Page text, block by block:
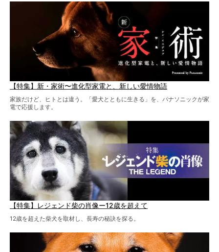
【特集】新・家術〜進化型家電と、新しい愛情物語
家族だけど、ヒトとは違う。「愛犬とともに生きる」を、パナソニックが家
電で応援します。
【特集】レジェンド柴の肖像ー12歳を超えて
12歳を超えた柴犬を取材し、長寿の秘訣を探る。